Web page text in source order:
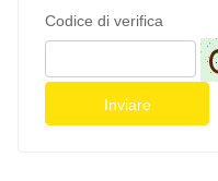
Codice di verifica
Inviare